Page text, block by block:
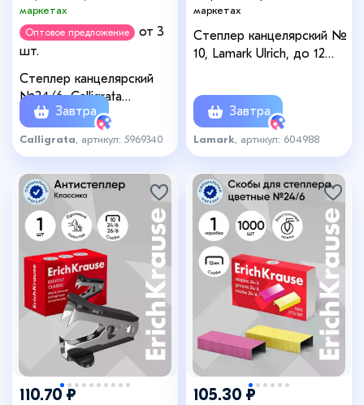
маркетах
Оптовое предложение
от 3
шт.
Степлер канцелярский
№24/6, Calligrata
«Классика», до 20 листов,
чёрный
Завтра
Calligrata , артикул: 5969340
маркетах
Степлер канцелярский №
10, Lamark Ulrich, до 12
металлический корпус,
индикатор скоб, красный
Завтра
Lamark , артикул: 604988
110.70 ₽ 105.30 ₽